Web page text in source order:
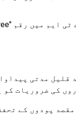
قلیل مدتی
کی ضروریات
پودوں کے